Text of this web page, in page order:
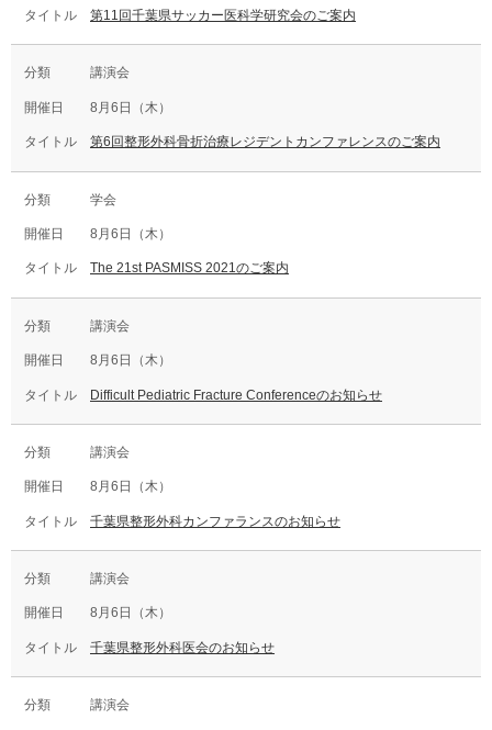
第11回千葉県サッカー医科学研究会のご案内
講演会
8月6日（木）
第6回整形外科骨折治療レジデントカンファレンスのご案内
学会
8月6日（木）
The 21st PASMISS 2021のご案内
講演会
8月6日（木）
Difficult Pediatric Fracture Conferenceのお知らせ
講演会
8月6日（木）
千葉県整形外科カンファランスのお知らせ
講演会
8月6日（木）
千葉県整形外科医会のお知らせ
講演会